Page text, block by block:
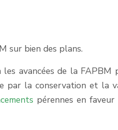
sur bien des plans.
les avancées de la FAPBM
par la conservation et la
pérennes en